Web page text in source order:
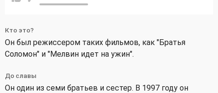
Кто это?
Он был режиссером таких фильмов, как "Братья
Соломон" и "Мелвин идет на ужин".
До славы
Он один из семи братьев и сестер. В 1997 году он